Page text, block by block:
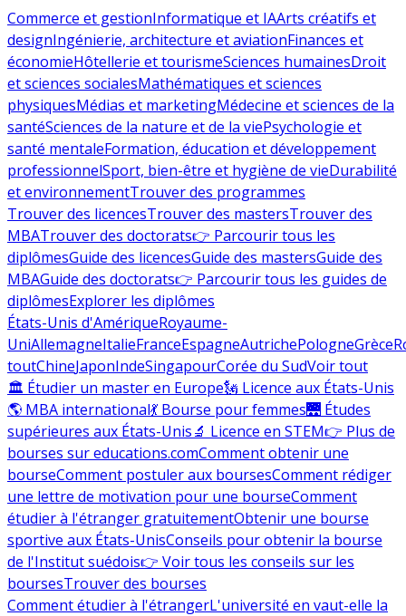
Commerce et gestionInformatique et IAArts créatifs et
designIngénierie, architecture et aviationFinances et
économieHôtellerie et tourismeSciences humainesDroit
et sciences socialesMathématiques et sciences
physiquesMédias et marketingMédecine et sciences de la
santéSciences de la nature et de la viePsychologie et
santé mentaleFormation, éducation et développement
professionnelSport, bien-être et hygiène de vieDurabilité
et environnementTrouver des programmes
Trouver des licencesTrouver des mastersTrouver des
MBATrouver des doctorats👉 Parcourir tous les
diplômesGuide des licencesGuide des mastersGuide des
MBAGuide des doctorats👉 Parcourir tous les guides de
diplômesExplorer les diplômes
États-Unis d'AmériqueRoyaume-
UniAllemagneItalieFranceEspagneAutrichePologneGrèce
toutChineJaponIndeSingapourCorée du SudVoir tout
🏛 Étudier un master en Europe🗽 Licence aux États-Unis
🌎 MBA international💃 Bourse pour femmes🌉 Études
supérieures aux États-Unis🔬 Licence en STEM👉 Plus de
bourses sur educations.comComment obtenir une
bourseComment postuler aux boursesComment rédiger
une lettre de motivation pour une bourseComment
étudier à l'étranger gratuitementObtenir une bourse
sportive aux États-UnisConseils pour obtenir la bourse
de l'Institut suédois👉 Voir tous les conseils sur les
boursesTrouver des bourses
Comment étudier à l'étrangerL'université en vaut-elle la